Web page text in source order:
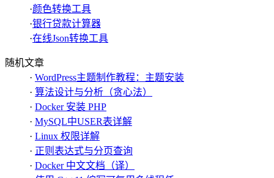
·颜色转换工具
·银行贷款计算器
·在线Json转换工具
随机文章
· WordPress主题制作教程：主题安装
· 算法设计与分析（贪心法）
· Docker 安装 PHP
· MySQL中USER表详解
· Linux 权限详解
· 正则表达式与分页查询
· Docker 中文文档（译）